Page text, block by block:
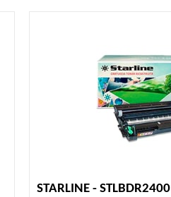
STARLINE - STLBDR2400